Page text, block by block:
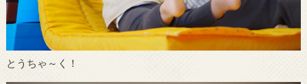
とうちゃ～く！